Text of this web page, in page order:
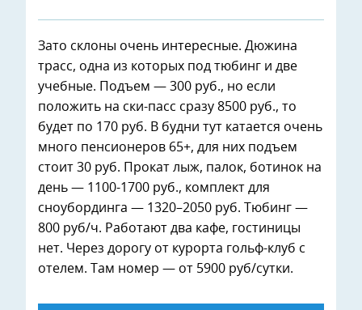
Зато склоны очень интересные. Дюжина
трасс, одна из которых под тюбинг и две
учебные. Подъем — 300 руб., но если
положить на ски-пасс сразу 8500 руб., то
будет по 170 руб. В будни тут катается очень
много пенсионеров 65+, для них подъем
стоит 30 руб. Прокат лыж, палок, ботинок на
день — 1100-1700 руб., комплект для
сноубординга — 1320–2050 руб. Тюбинг —
800 руб/ч. Работают два кафе, гостиницы
нет. Через дорогу от курорта гольф-клуб с
отелем. Там номер — от 5900 руб/сутки.